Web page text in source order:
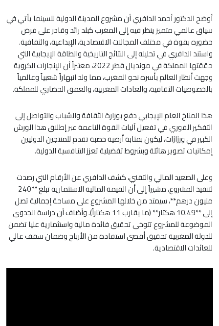
أوضح الدكتور أحمد الدافري أن مشروع المدينة الدولية للسينما يأتي في
سياق عالمي متميز ينظر فيه إلى المغرب كبلد رائد وقادر على فرض
حضوره بقوة في مختلف المجالات الاقتصادية، الإبداعية، والثقافية.
واستند الدافري في تحليله إلى النتائج التاريخية والطاقة الإيجابية التي
حققتها المملكة في مونديال قطر 2022، معتبراً أن الإنجازات الكروية
وجهت أنظار العالم بأسره نحو المغرب، مما ولد انبهاراً شعبياً وعالمياً
بالخصوصيات الثقافية، والعادات المغربية، والعمق الحضاري للمملكة.
هذا المناخ العام الإيجابي دفع بوزارة الثقافة والشباب والتواصل إلى
التفكير الفوري في تفعيل آليات القوة الناعمة عبر إطلاق هذا الورش
الكبير في ورزازات، ليكون بمثابة أرضية خصبة تقدم للمنتجين الدوليين
إمكانيات تصوير هائلة وبشروط تفضيلية تعزز التنافسية الدولية.
وعلى الصعيد المالي والتقني، كشف الدافري عن الأرقام التي رصدت
لتنفيذ المشروع، مشيراً إلى أن القيمة المالية الاستثمارية تبلغ **240
مليون درهم**، سيمتد من خلالها المشروع على مساحة إجمالية تصل
إلى **10.49 هكتار** (ما يقارب 11 هكتاراً). وأضاف أن دراسة الجدوى
الموضوعة للمشروع تتوخى تحقيق فائدة مالية واستثمارية عليا تضمن
للدولة المغربية تحقيق أقصى استفادة من الأرباح وضمان سقف عالي
للعائدات الاقتصادية.